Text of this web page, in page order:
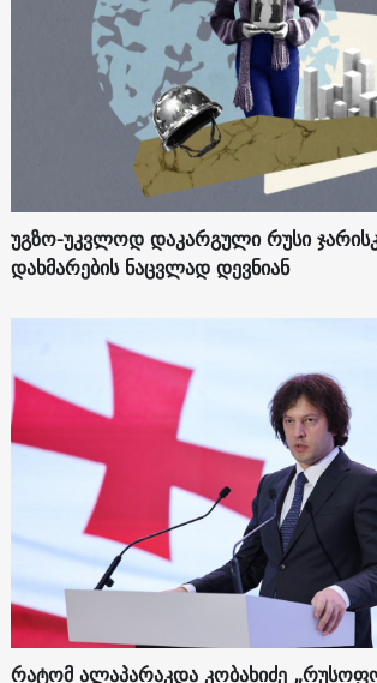
უგზო-უკვლოდ დაკარგული რუსი
დახმარების ნაცვლად დევნიან
რატომ ალაპარაკდა კობახიძე